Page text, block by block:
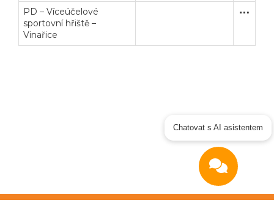
PD – Víceúčelové
sportovní hřiště –
Vinařice
Služby
Chatovat s AI asistentem